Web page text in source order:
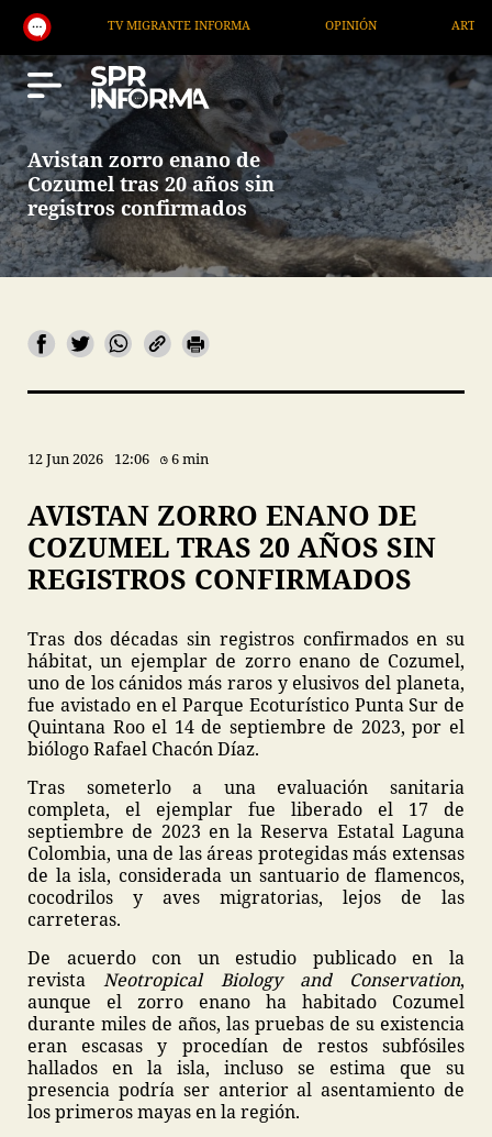
TV MIGRANTE INFORMA ARTÍCULOS
Avistan zorro enano de
Cozumel tras 20 años sin
registros confirmados
12 Jun 2026 12:06 6 min
AVISTAN ZORRO ENANO DE
COZUMEL TRAS 20 AÑOS SIN
REGISTROS CONFIRMADOS
Tras dos décadas sin registros confirmados en su
hábitat, un ejemplar de zorro enano de Cozumel,
uno de los cánidos más raros y elusivos del planeta,
fue avistado en el Parque Ecoturístico Punta Sur de
Quintana Roo el 14 de septiembre de 2023, por el
biólogo Rafael Chacón Díaz.
Tras someterlo a una evaluación sanitaria
completa, el ejemplar fue liberado el 17 de
septiembre de 2023 en la Reserva Estatal Laguna
Colombia, una de las áreas protegidas más extensas
de la isla, considerada un santuario de flamencos,
cocodrilos y aves migratorias, lejos de las
carreteras.
De acuerdo con un estudio publicado en la
revistaNeotropical Biology and Conservation,
aunque el zorro enano ha habitado Cozumel
durante miles de años, las pruebas de su existencia
eran escasas y procedían de restos subfósiles
hallados en la isla, incluso se estima que su
presencia podría ser anterior al asentamiento de
los primeros mayas en la región.